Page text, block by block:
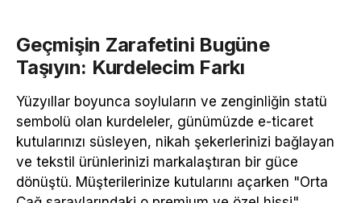
Geçmişin Zarafetini Bugüne
Taşıyın: Kurdelecim Farkı
Yüzyıllar boyunca soyluların ve zenginliğin statü
sembolü olan kurdeleler, günümüzde e-ticaret
kutularınızı süsleyen, nikah şekerlerinizi bağlayan
ve tekstil ürünlerinizi markalaştıran bir güce
dönüştü. Müşterilerinize kutularını açarken "Orta